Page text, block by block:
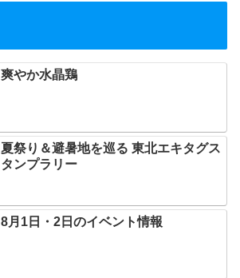
爽やか水晶鶏
夏祭り＆避暑地を巡る 東北エキタグス
タンプラリー
8月1日・2日のイベント情報